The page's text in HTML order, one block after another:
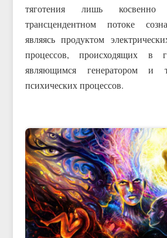
тяготения лишь
трансцендентном потоке
являясь продуктом
процессов, происходящих в
являющимся генератором и
психических процессов.